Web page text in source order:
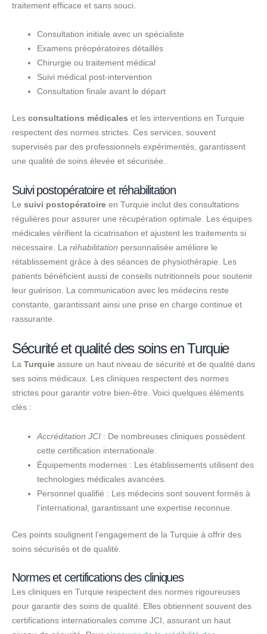
traitement efficace et sans souci.
Consultation initiale avec un spécialiste
Examens préopératoires détaillés
Chirurgie ou traitement médical
Suivi médical post-intervention
Consultation finale avant le départ
Les consultations médicales et les interventions en Turquie
respectent des normes strictes. Ces services, souvent
supervisés par des professionnels expérimentés, garantissent
une qualité de soins élevée et sécurisée.
Suivi postopératoire et réhabilitation
Le suivi postopératoire en Turquie inclut des consultations
régulières pour assurer une récupération optimale. Les équipes
médicales vérifient la cicatrisation et ajustent les traitements si
nécessaire. La réhabilitation personnalisée améliore le
rétablissement grâce à des séances de physiothérapie. Les
patients bénéficient aussi de conseils nutritionnels pour soutenir
leur guérison. La communication avec les médecins reste
constante, garantissant ainsi une prise en charge continue et
rassurante.
Sécurité et qualité des soins en Turquie
La Turquie assure un haut niveau de sécurité et de qualité dans
ses soins médicaux. Les cliniques respectent des normes
strictes pour garantir votre bien-être. Voici quelques éléments
clés :
Accréditation JCI : De nombreuses cliniques possèdent
cette certification internationale.
Équipements modernes : Les établissements utilisent des
technologies médicales avancées.
Personnel qualifié : Les médecins sont souvent formés à
l’international, garantissant une expertise reconnue.
Ces points soulignent l’engagement de la Turquie à offrir des
soins sécurisés et de qualité.
Normes et certifications des cliniques
Les cliniques en Turquie respectent des normes rigoureuses
pour garantir des soins de qualité. Elles obtiennent souvent des
certifications internationales comme JCI, assurant un haut